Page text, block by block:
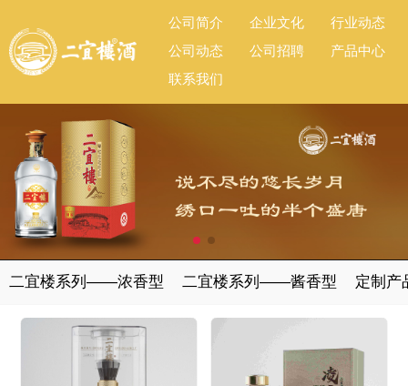
公司简介 企业文化
行业动态
公司动态
公司招聘
产品中心
联系我们
二宜楼系列——浓香型 二宜楼系列——酱香型 定制产